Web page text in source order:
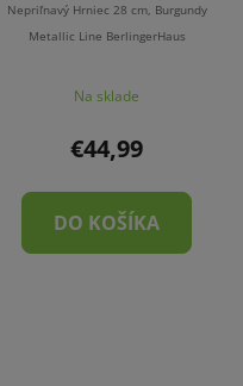
Nepriľnavý Hrniec 28 cm, Burgundy
Metallic Line BerlingerHaus
Na sklade
€44,99
DO KOŠÍKA